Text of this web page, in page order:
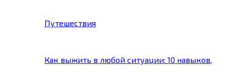
Путешествия
Как выжить в любой ситуации: 10 навыков,